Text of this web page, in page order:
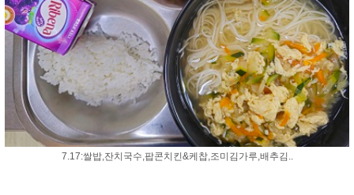
7.17:쌀밥,잔치국수,팝콘치킨&케찹,조미김가루,배추김..